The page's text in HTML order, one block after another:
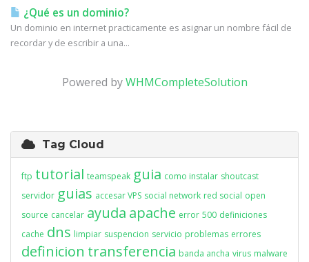
¿Qué es un dominio?
Un dominio en internet practicamente es asignar un nombre fácil de
recordar y de escribir a una...
Powered byWHMCompleteSolution
Tag Cloud
ftp tutorial teamspeak guia como instalar shoutcast
servidor guias accesar VPS social network red social open
source cancelar ayuda apache error 500 definiciones
cache dns limpiar suspencion servicio problemas errores
definicion transferencia banda ancha virus malware